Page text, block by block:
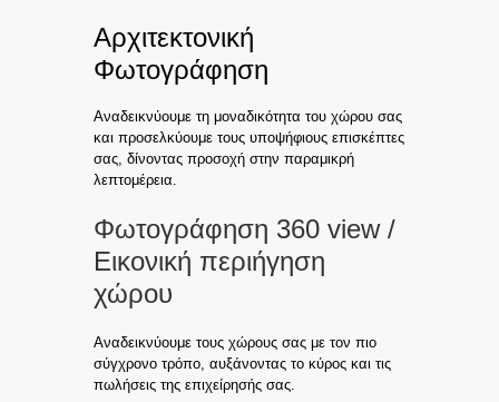
Αρχιτεκτονική
Φωτογράφηση
Αναδεικνύουμε τη μοναδικότητα του χώρου σας
και προσελκύουμε τους υποψήφιους επισκέπτες
σας, δίνοντας προσοχή στην παραμικρή
λεπτομέρεια.
Φωτογράφηση 360 view /
Εικονική περιήγηση
χώρου
Αναδεικνύουμε τους χώρους σας με τον πιο
σύγχρονο τρόπο, αυξάνοντας το κύρος και τις
πωλήσεις της επιχείρησής σας.